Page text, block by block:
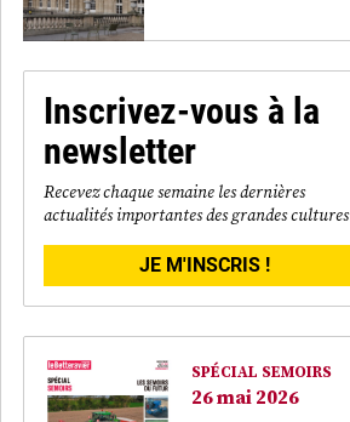
Inscrivez-vous à la
newsletter
Recevez chaque semaine les dernières
actualités importantes des grandes cultures
JE M'INSCRIS !
SPÉCIAL SEMOIRS
26 mai 2026